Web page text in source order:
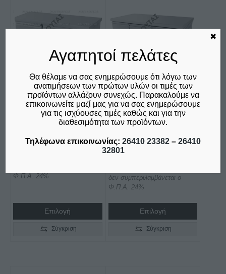
ΨΥΓΕΙΟ ΠΑΓΚΟΣ
ΣΥΝΤΗΡΗΣΕΩΣ ΧΩΡΙΣ
ΜΗΧΑΝΗΜΑ
Price
€615,00
through
€1.200,00
Φ.Π.Α. 24%
Επιλογή
προϊόν
πολλαπλές
επιλογές
μπορούν
προϊόντος
Σύγκριση
ΨΥΓΕΙΟ ΠΑΓΚΟΣ
ΣΥΝΤΗΡΗΣΕΩΣ ΜΕ
ΨΥΚΤΙΚΟ
ΜΗΧΑΝΗΜΑ ΣΕΙΡΑ 70
ΜΕ ΠΟΡΤΕΣ GN
through
δεν συμπεριλαμβάνεται ο
Φ.Π.Α. 24%
Επιλογή
προϊόν
πολλαπλές
Οι
επιλογές
μπορούν
να
επιλεγούν
στη
σελίδα
προϊόντος
Σύγκριση
Αγαπητοί πελάτες
Θα θέλαμε να σας ενημερώσουμε ότι λόγω των
ανατιμήσεων των πρώτων υλών οι τιμές των
προϊόντων αλλάζουν συνεχώς. Παρακαλούμε να
επικοινωνείτε μαζί μας για να σας ενημερώσουμε
για τις ισχύουσες τιμές καθώς και για την
διαθεσιμότητα των προϊόντων.
Τηλέφωνα επικοινωνίας: 26410 23382 – 26410
32801
✖